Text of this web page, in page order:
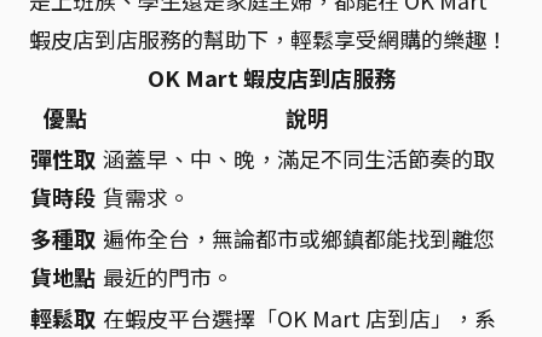
蝦皮店到店服務的幫助下，輕鬆享受網購的樂趣！
OK Mart 蝦皮店到店服務
優點
說明
彈性取
貨時段
涵蓋早、中、晚，滿足不同生活節奏的取
貨需求。
多種取
貨地點
遍佈全台，無論都市或鄉鎮都能找到離您
最近的門市。
輕鬆取 在蝦皮平台選擇「OK Mart 店到店」，系